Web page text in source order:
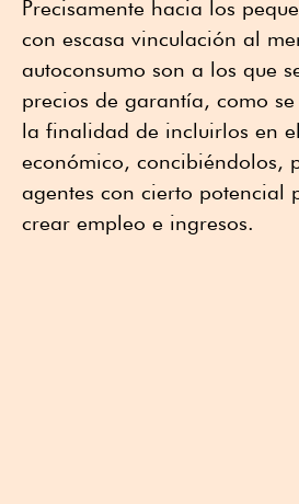
Precisamente hacia los
con escasa vinculación al
autoconsumo son a los que
precios de garantía, como
la finalidad de incluirlos en
económico, concibiéndolos,
agentes con cierto potencial
crear empleo e ingresos.